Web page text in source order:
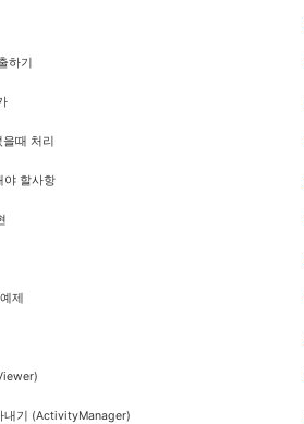
하기
때 처리
야 할사항
제
내기 (ActivityManager)